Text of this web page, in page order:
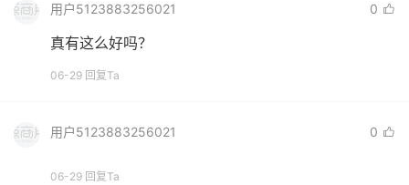
用户5123883256021 0
真有这么好吗？
06-29 回复Ta
用户5123883256021 0
06-29 回复Ta